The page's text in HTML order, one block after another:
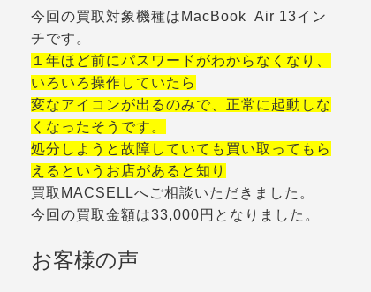
今回の買取対象機種はMacBook Air 13イン
チです。
１年ほど前にパスワードがわからなくなり、
いろいろ操作していたら
変なアイコンが出るのみで、正常に起動しな
くなったそうです。
処分しようと故障していても買い取ってもら
えるというお店があると知り
買取MACSELLへご相談いただきました。
今回の買取金額は33,000円となりました。
お客様の声